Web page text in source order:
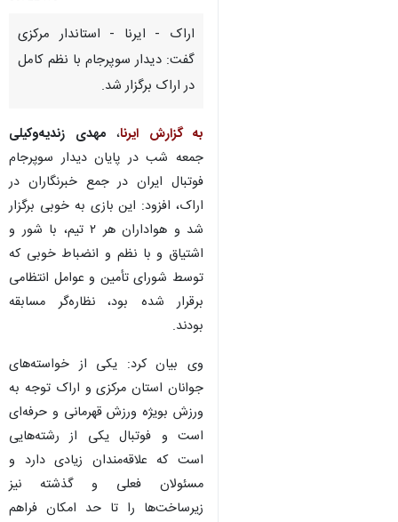
اراک - ایرنا - استاندار مرکزی
گفت: دیدار سوپرجام با نظم کامل
در اراک برگزار شد.
به گزارش ایرنا،مهدی زندیه‌وکیلی
جمعه شب در پایان دیدار سوپرجام
فوتبال ایران در جمع خبرنگاران در
اراک، افزود: این بازی به خوبی برگزار
شد و هواداران هر ۲ تیم، با شور و
اشتیاق و با نظم و انضباط خوبی که
توسط شورای تأمین و عوامل انتظامی
برقرار شده بود، نظاره‌گر مسابقه
بودند.
وی بیان کرد: یکی از خواسته‌های
جوانان استان مرکزی و اراک توجه به
ورزش بویژه ورزش قهرمانی و حرفه‌ای
است و فوتبال یکی از رشته‌هایی
است که علاقه‌مندان زیادی دارد و
مسئولان فعلی و گذشته نیز
زیرساخت‌ها را تا حد امکان فراهم